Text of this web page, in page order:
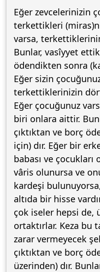
Eğer zevcelerinizin
terkettikleri
varsa,
Bunlar, vasîyyet
ödendikten sonra
Eğer sizin
terkettiklerinizin
Eğer çocuğunuz
biri onlara aittir.
çıktıktan ve borç
için) dır. Eğer bir
babası ve çocukları
vâris olunursa ve
kardeşi
altıda bir hisse
çok iseler hepsi de,
ortaktırlar. Keza bu
zarar vermeyecek
çıktıktan ve borç
üzerinden) dır.